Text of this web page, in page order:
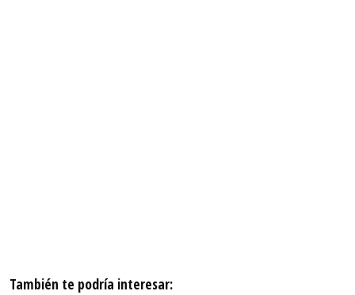
También te podría interesar: